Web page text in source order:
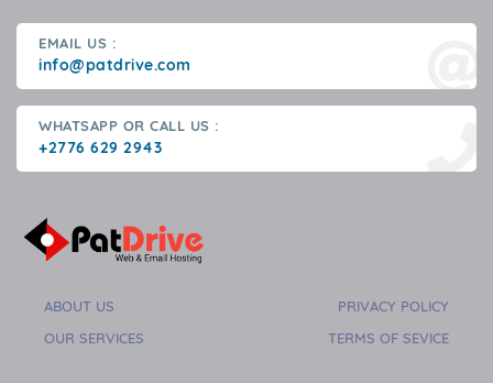
EMAIL US :
info@patdrive.com
WHATSAPP OR CALL US :
+2776 629 2943
ABOUT US
OUR SERVICES
PRIVACY POLICY
TERMS OF SEVICE